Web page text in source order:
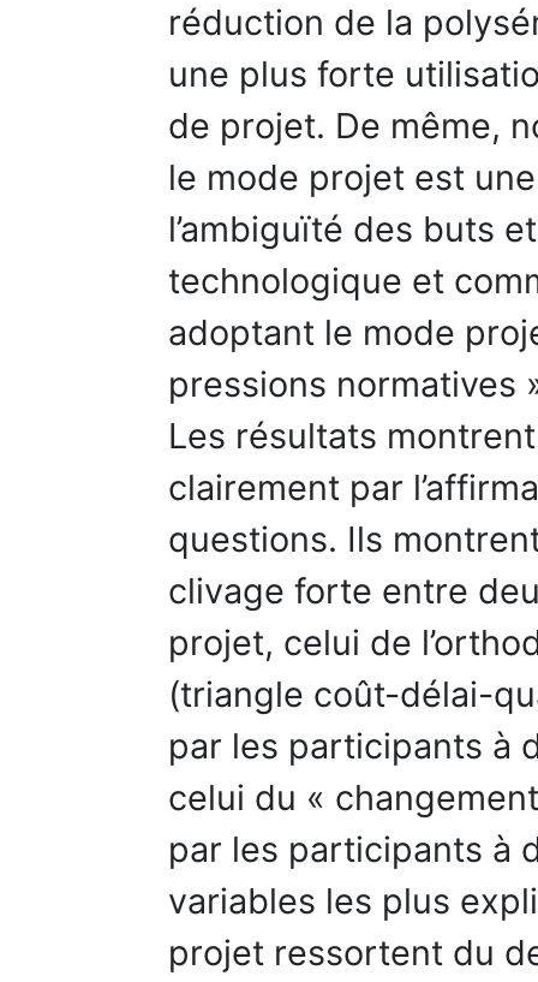
réduction de la
une plus forte
de projet. De même,
le mode projet est
l’ambiguïté des buts
technologique et
adoptant le mode
pressions normatives
Les résultats
clairement par
questions. Ils
clivage forte entre
projet, celui de
(triangle coût-délai-
par les participants à
celui du «
par les participants à
variables les plus
projet ressortent du